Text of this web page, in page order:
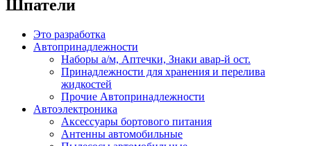
Шпатели
Это разработка
Автопринадлежности
Наборы а/м, Аптечки, Знаки авар-й ост.
Принадлежности для хранения и перелива
жидкостей
Прочие Автопринадлежности
Автоэлектроника
Аксессуары бортового питания
Антенны автомобильные